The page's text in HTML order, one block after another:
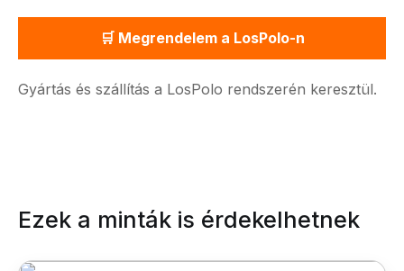
🛒 Megrendelem a LosPolo-n
Gyártás és szállítás a LosPolo rendszerén keresztül.
Ezek a minták is érdekelhetnek